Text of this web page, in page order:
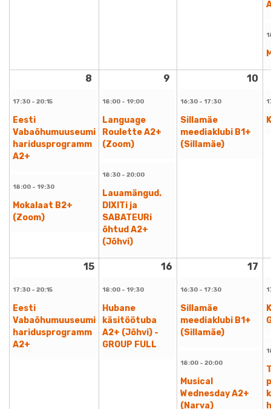
8 9 10
17:30 - 20:15
Eesti
Vabaõhumuuseumi
haridusprogramm
A2+
18:00 - 19:30
Mokalaat B2+
(Zoom)
18:00 - 19:00
Language
Roulette A2+
(Zoom)
18:30 - 20:00
Lauamängud.
DIXITi ja
SABATEURi
õhtud A2+
(Jõhvi)
16:30 - 17:30
Sillamäe
meediaklubi B1+
(Sillamäe)
15 16 17
17:30 - 20:15
Eesti
Vabaõhumuuseumi
haridusprogramm
A2+
18:00 - 19:30
Hubane
käsitöötuba
A2+ (Jõhvi) -
GROUP FULL
16:30 - 17:30
Sillamäe
meediaklubi B1+
(Sillamäe)
18:00 - 20:00
Musical
Wednesday A2+
(Narva)